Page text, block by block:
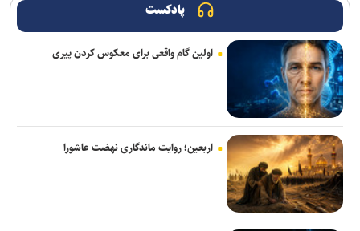
اعلام شماره پیراهن بازیکنان پرسپولیس برای لیگ بیست‌وششم
عیسی‌لو به چادرملو اردکان پیوست
مسابقات دوومیدانی بلاروس| کسب ۶ مدال توسط ملی‌پوشان ایران
تکواندو هانمادانگ ۲۰۲۶| پایان کار نمایندگان ایران با کسب ۲۶ مدال
رسمی؛ عالیشاه به گل‌گهر پیوست
ربیعی سرمربی شاهین بندرعامری شد
پادکست
اولین گام واقعی برای معکوس کردن پیری
اربعین؛ روایت ماندگاری نهضت عاشورا